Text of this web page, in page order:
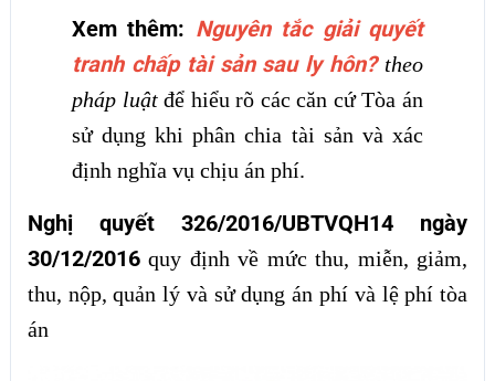
Xem thêm: Nguyên tắc giải quyết
tranh chấp tài sản sau ly hôn? theo
pháp luậtđể hiểu rõ các căn cứ Tòa án
sử dụng khi phân chia tài sản và xác
định nghĩa vụ chịu án phí.
Nghị quyết 326/2016/UBTVQH14 ngày
30/12/2016quy định về mức thu, miễn, giảm,
thu, nộp, quản lý và sử dụng án phí và lệ phí tòa
án